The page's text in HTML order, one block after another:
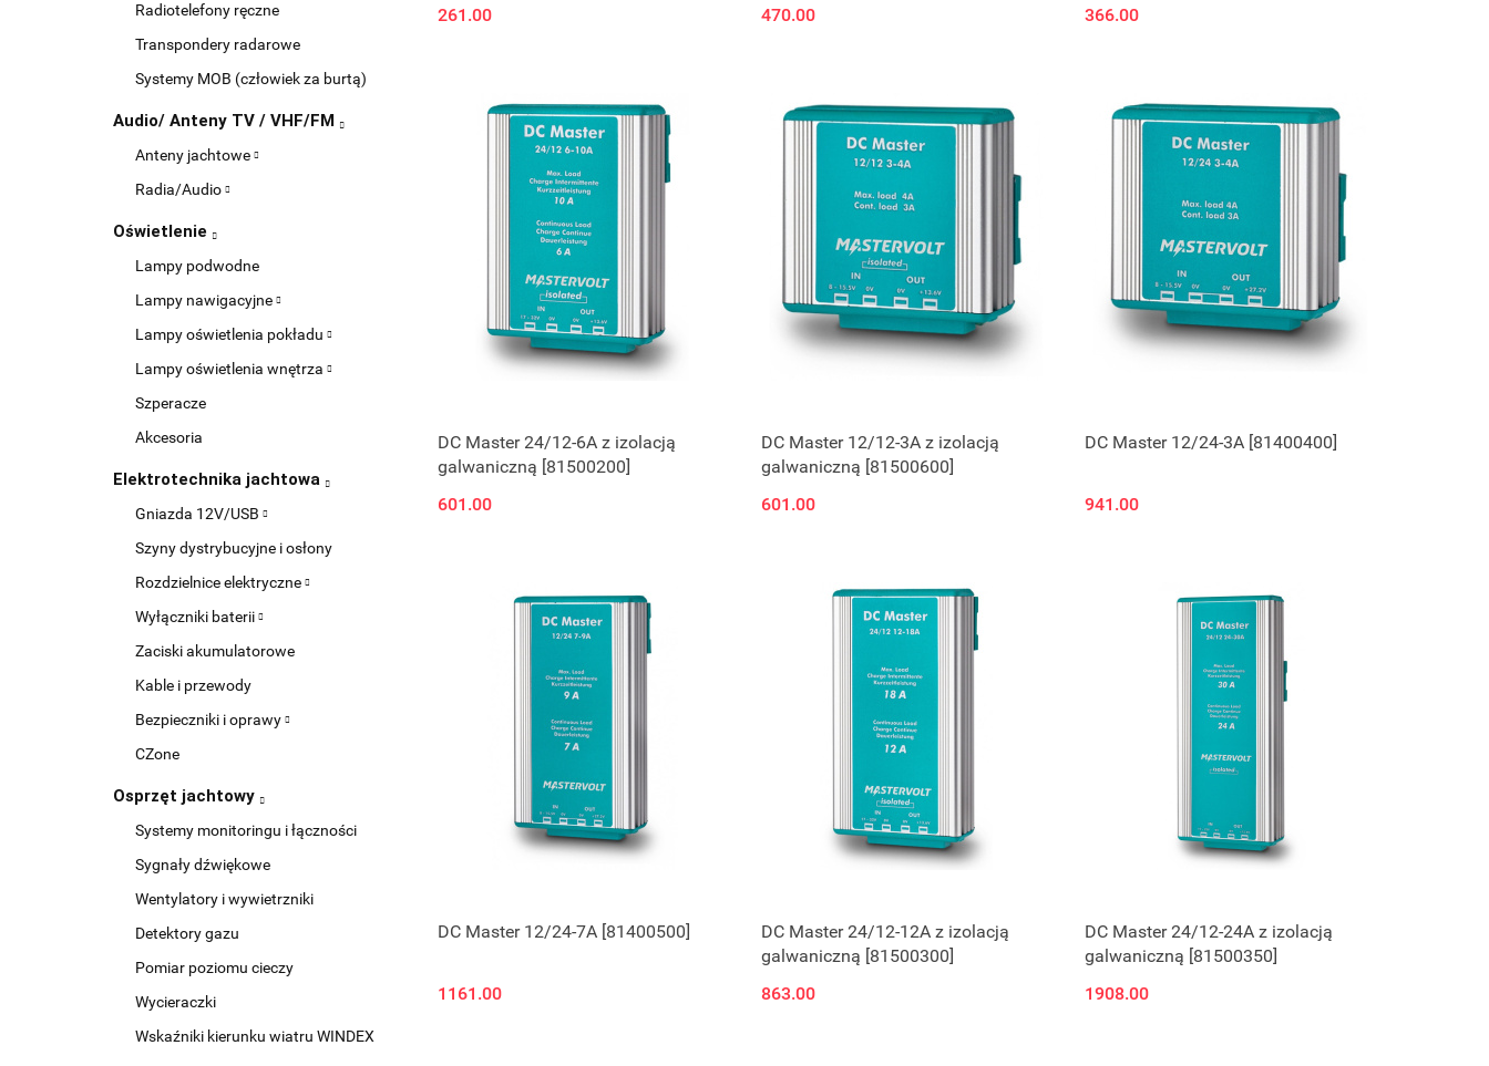
Radiotelefony ręczne
Transpondery radarowe
Systemy MOB (człowiek za burtą)
Audio/ Anteny TV / VHF/FM
Anteny jachtowe
Radia/Audio
Oświetlenie
Lampy podwodne
Lampy nawigacyjne
Lampy oświetlenia pokładu
Lampy oświetlenia wnętrza
Szperacze
Akcesoria
Elektrotechnika jachtowa
Gniazda 12V/USB
Szyny dystrybucyjne i osłony
Rozdzielnice elektryczne
Wyłączniki baterii
Zaciski akumulatorowe
Kable i przewody
Bezpieczniki i oprawy
CZone
Osprzęt jachtowy
Systemy monitoringu i łączności
Sygnały dźwiękowe
Wentylatory i wywietrzniki
Detektory gazu
Pomiar poziomu cieczy
Wycieraczki
Wskaźniki kierunku wiatru WINDEX
261.00
470.00
366.00
DC Master 24/12-6A z izolacją
galwaniczną [81500200]
601.00
DC Master 12/12-3A z izolacją
galwaniczną [81500600]
601.00
DC Master 12/24-3A [81400400]
941.00
DC Master 12/24-7A [81400500]
1161.00
DC Master 24/12-12A z izolacją
galwaniczną [81500300]
863.00
DC Master 24/12-24A z izolacją
galwaniczną [81500350]
1908.00